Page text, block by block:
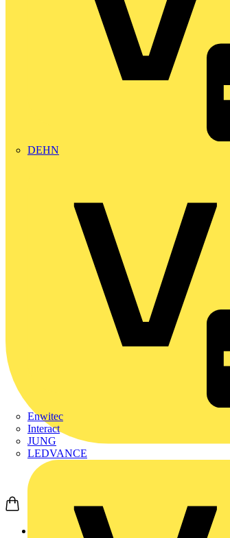
DEHN
Enwitec
Interact
JUNG
LEDVANCE